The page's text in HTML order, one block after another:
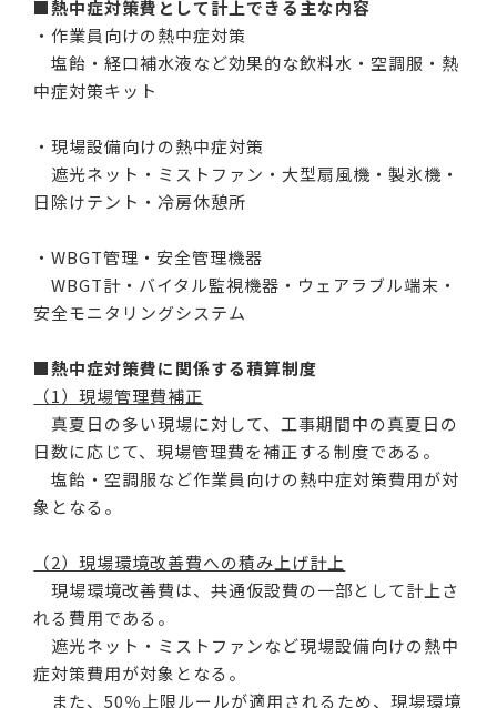
■熱中症対策費として計上できる主な内容
・作業員向けの熱中症対策
塩飴・経口補水液など効果的な飲料水・空調服・熱
中症対策キット
・現場設備向けの熱中症対策
遮光ネット・ミストファン・大型扇風機・製氷機・
日除けテント・冷房休憩所
・WBGT管理・安全管理機器
WBGT計・バイタル監視機器・ウェアラブル端末・
安全モニタリングシステム
■熱中症対策費に関係する積算制度
（1）現場管理費補正
真夏日の多い現場に対して、工事期間中の真夏日の
日数に応じて、現場管理費を補正する制度である。
塩飴・空調服など作業員向けの熱中症対策費用が対
象となる。
（2）現場環境改善費への積み上げ計上
現場環境改善費は、共通仮設費の一部として計上さ
れる費用である。
遮光ネット・ミストファンなど現場設備向けの熱中
症対策費用が対象となる。
また、50％上限ルールが適用されるため、現場環境